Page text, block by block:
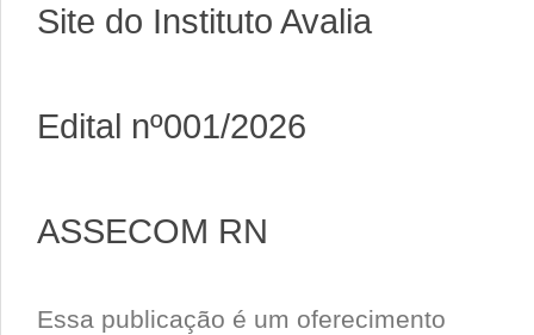
Site do Instituto Avalia
Edital nº001/2026
ASSECOM RN
Essa publicação é um oferecimento